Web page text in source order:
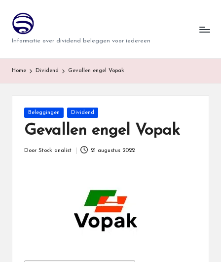
T
w
i
n
Informatie over dividend beleggen voor iedereen
Home Dividend Gevallen engel Vopak
Geplaatst
Beleggingen Dividend
Gevallen engel Vopak
Door Stock analist 21 augustus 2022